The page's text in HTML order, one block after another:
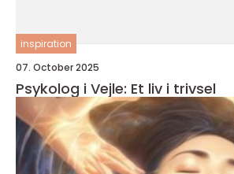
inspiration
07. October 2025
Psykolog i Vejle: Et liv i trivsel